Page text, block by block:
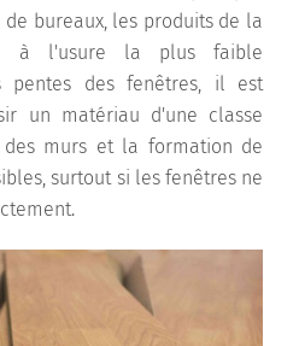
bureaux, les produits de la
à l'usure la plus faible
pentes des fenêtres, il est
un matériau d'une classe
murs et la formation de
surtout si les fenêtres ne